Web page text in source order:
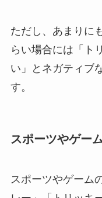
ただし、あまりに
らい場合には「ト
い」とネガティブ
す。
スポーツやゲー
スポーツやゲーム